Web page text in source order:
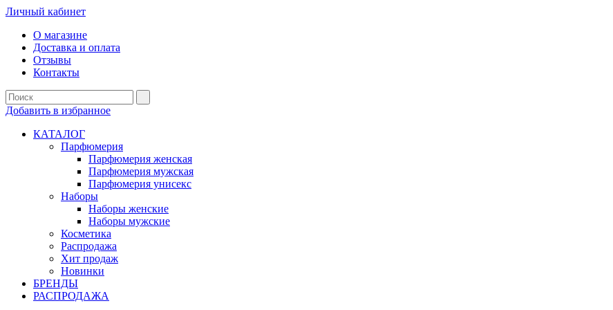
Личный кабинет
О магазине
Доставка и оплата
Отзывы
Контакты
Добавить в избранное
КАТАЛОГ
Парфюмерия
Парфюмерия женская
Парфюмерия мужская
Парфюмерия унисекс
Наборы
Наборы женские
Наборы мужские
Косметика
Распродажа
Хит продаж
Новинки
БРЕНДЫ
РАСПРОДАЖА